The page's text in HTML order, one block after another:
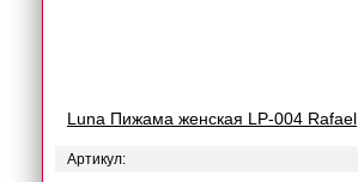
Luna Пижама женская LP-004 Rafael
Артикул: